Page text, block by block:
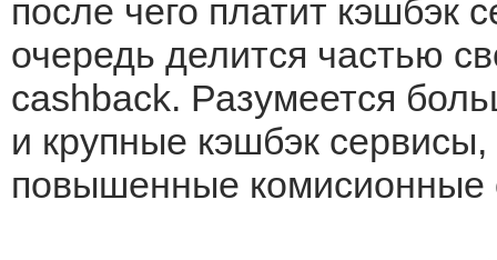
после чего платит кэшбэк
очередь делится частью
cashback. Разумеется
и крупные кэшбэк
повышенные комисионные